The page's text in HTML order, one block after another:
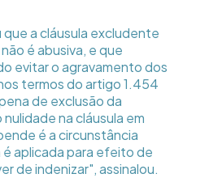
a cláusula excludente
é abusiva, e que
evitar o agravamento dos
termos do artigo 1.454
de exclusão da
na cláusula em
é a circunstância
aplicada para efeito de
de indenizar", assinalou.